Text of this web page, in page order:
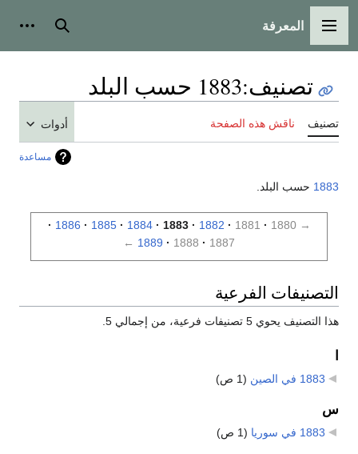
القائمة الرئيسية
المعرفة بحث
تصنيف:1883 حسب البلد
تصنيف ناقش هذه الصفحة أدوات
مساعدة
1883 حسب البلد.
→
1880
1881
1882
1883
1884
1885
1886
1887
1888
1889
←
التصنيفات الفرعية
هذا التصنيف يحوي 5 تصنيفات فرعية، من إجمالي 5.
1883 في الصين (1 ص)
س
1883 في سوريا (1 ص)